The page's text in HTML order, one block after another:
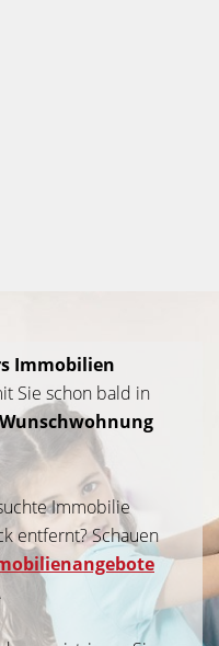
Immobilien
Sie schon bald in
Immobilie
entfernt? Schauen
.